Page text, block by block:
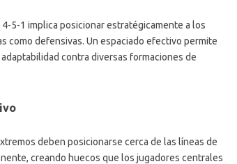
5-1 implica posicionar estratégicamente a los
como defensivas. Un espaciado efectivo permite
adaptabilidad contra diversas formaciones de
deben posicionarse cerca de las líneas de
creando huecos que los jugadores centrales